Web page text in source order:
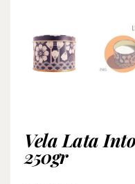
Vela Lata
250gr